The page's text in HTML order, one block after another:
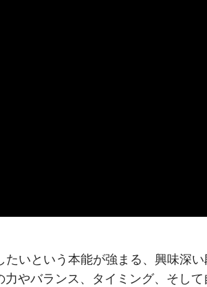
いという本能が強まる、興味深
やバランス、タイミング、そして